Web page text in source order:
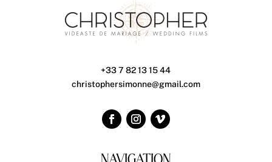
+33 7 82 13 15 44
christophersimonne@gmail.com